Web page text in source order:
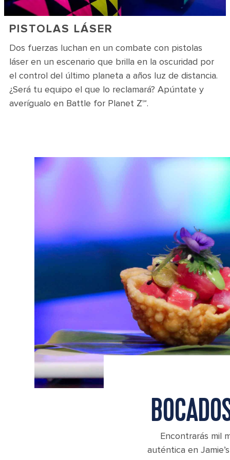
PISTOLAS LÁSER
Dos fuerzas luchan en un combate con pistolas
láser en un escenario que brilla en la oscuridad por
el control del último planeta a años luz de distancia.
¿Será tu equipo el que lo reclamará? Apúntate y
averígualo en Battle for Planet Z℠.
Encontrarás mil
auténtica en